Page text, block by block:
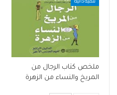
ملخص كتاب الرجال من
المريخ والنساء من الزهرة